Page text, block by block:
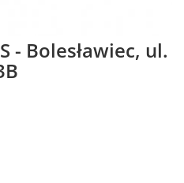
- Bolesławiec, ul.